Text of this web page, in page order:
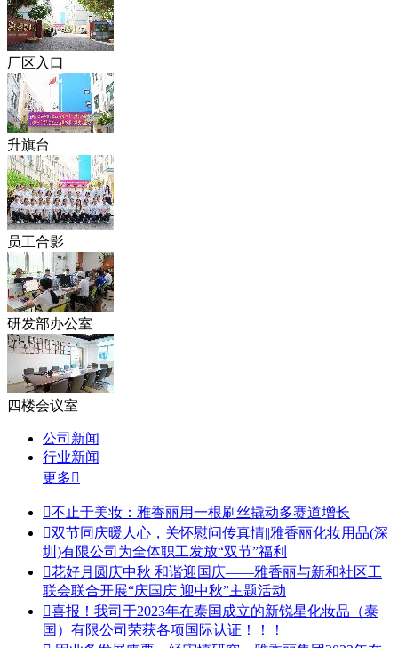
厂区入口
升旗台
员工合影
研发部办公室
四楼会议室
公司新闻
行业新闻
更多
不止于美妆：雅香丽用一根刷丝撬动多赛道增长
双节同庆暖人心，关怀慰问传真情||雅香丽化妆用品(深
圳)有限公司为全体职工发放“双节”福利
花好月圆庆中秋 和谐迎国庆——雅香丽与新和社区工
联会联合开展“庆国庆 迎中秋”主题活动
喜报！我司于2023年在泰国成立的新锐星化妆品（泰
国）有限公司荣获各项国际认证！！！